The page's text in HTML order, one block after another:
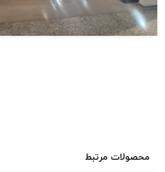
محصولات مرتبط